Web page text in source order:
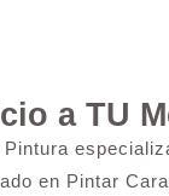
a TU
en Pintar